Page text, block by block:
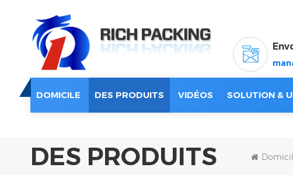
DOMICILE DES PRODUITS VIDÉOS SOLUTION &
DES PRODUITS